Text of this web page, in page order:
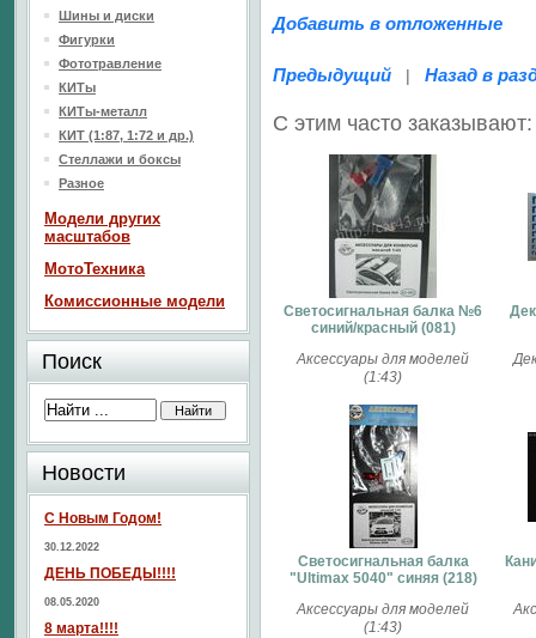
Добавить в отложенные
Предыдущий | Назад в
С этим часто заказывают:
Светосигнальная балка №6
синий/красный (081)
Аксессуары для моделей
(1:43)
Светосигнальная балка
"Ultimax 5040" синяя (218)
Аксессуары для моделей
(1:43)
Шины и диски
Фигурки
Фототравление
КИТы
КИТы-металл
КИТ (1:87, 1:72 и др.)
Стеллажи и боксы
Разное
Модели других
масштабов
МотоТехника
Комиссионные модели
Поиск
Новости
С Новым Годом!
30.12.2022
ДЕНЬ ПОБЕДЫ!!!!
08.05.2020
8 марта!!!!